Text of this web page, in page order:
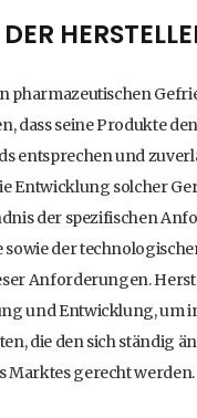
pharmazeutischen
dass seine Produkte
entsprechen und
Entwicklung solcher
der spezifischen
der
Anforderungen.
und Entwicklung, um
die den sich ständig
Marktes gerecht werden.